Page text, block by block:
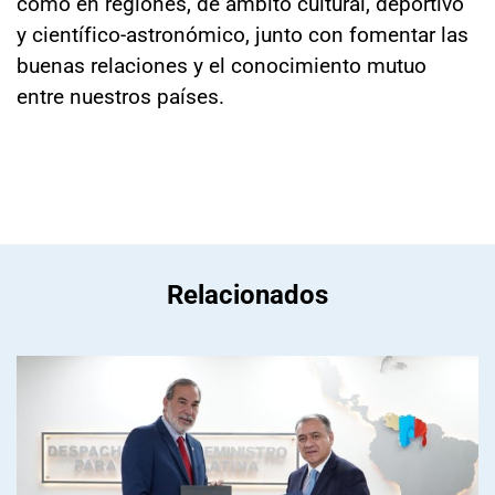
y científico-astronómico, junto con fomentar las
buenas relaciones y el conocimiento mutuo
entre nuestros países.
Relacionados